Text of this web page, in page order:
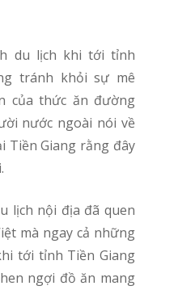
tránh khỏi sự mê
của thức ăn đường
nước ngoài nói về
Tiền Giang rằng đây
mà ngay cả những
tới tỉnh Tiền Giang
ngợi đồ ăn mang